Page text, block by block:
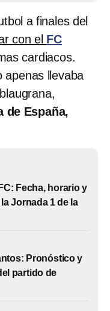
a finales del
con el FC
cardiacos.
apenas llevaba
de España,
Fecha, horario y
Jornada 1 de la
Pronóstico y
partido de